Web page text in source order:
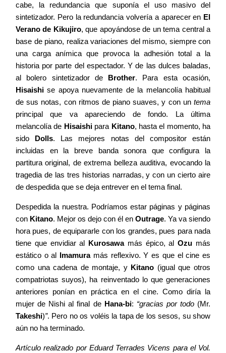
cabe, la redundancia que suponía el uso masivo del
sintetizador. Pero la redundancia volvería a aparecer en El
Verano de Kikujiro, que apoyándose de un tema central a
base de piano, realiza variaciones del mismo, siempre con
una carga anímica que provoca la adhesión total a la
historia por parte del espectador. Y de las dulces baladas,
al bolero sintetizador de Brother. Para esta ocasión,
Hisaishi se apoya nuevamente de la melancolía habitual
de sus notas, con ritmos de piano suaves, y con un tema
principal que va apareciendo de fondo. La última
melancolía de Hisaishipara Kitano, hasta el momento, ha
sido Dolls. Las mejores notas del compositor están
incluidas en la breve banda sonora que configura la
partitura original, de extrema belleza auditiva, evocando la
tragedia de las tres historias narradas, y con un cierto aire
de despedida que se deja entrever en el tema final.
Despedida la nuestra. Podríamos estar páginas y páginas
con Kitano. Mejor os dejo con él en Outrage. Ya va siendo
hora pues, de equipararle con los grandes, pues para nada
tiene que envidiar al Kurosawamás épico, alOzu más
estático o al Imamuramás reflexivo. Y es que el cine es
como una cadena de montaje, y Kitano (igual que otros
compatriotas suyos), ha reinventado lo que generaciones
anteriores ponían en práctica en el cine. Como diría la
mujer de Nishi al final de Hana-bi: “gracias por todo(Mr.
Takeshi)”. Pero no os voléis la tapa de los sesos, su show
aún no ha terminado.
Artículo realizado por Eduard Terrades Vicens para el Vol.